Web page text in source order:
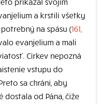
a krstili všetky
na spásu (161,
evanjelium a mali
Cirkev nepozná
vstupu do
sa chráni, aby
dostala od Pána, čiže